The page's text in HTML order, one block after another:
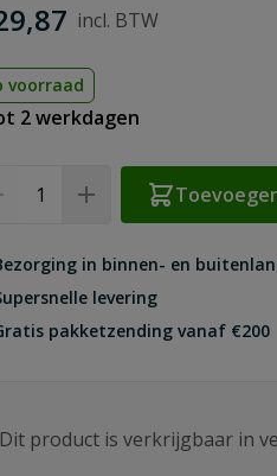
voorraad
2 werkdagen
in binnen- en
levering
pakketzending vanaf €200
Dit product is verkrijgbaar in